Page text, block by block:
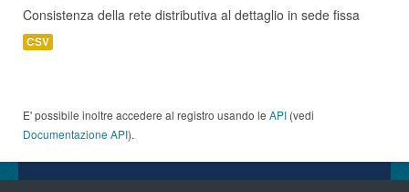
Consistenza della rete distributiva al dettaglio in sede fissa
CSV
E' possibile inoltre accedere al registro usando le API (vedi
Documentazione API).